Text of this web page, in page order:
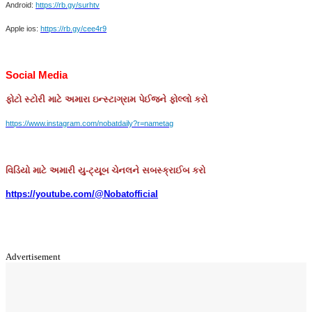
Android: https://rb.gy/surhtv
Apple ios: https://rb.gy/cee4r9
Social Media
ફોટો સ્ટોરી માટે અમારા ઇન્સ્ટાગ્રામ પેઈજને ફોલ્લો કરો
https://www.instagram.com/nobatdaily?r=nametag
વિડિયો માટે અમારી યુ-ટ્યૂબ ચેનલને સબસ્ક્રાઈબ કરો
https://youtube.com/@Nobatofficial
Advertisement